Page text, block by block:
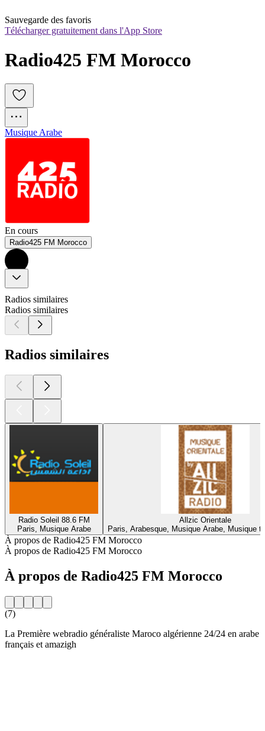
Sauvegarde des favoris
Télécharger gratuitement dans l'App Store
Radio425 FM Morocco
Musique Arabe
En cours
Radio425 FM Morocco
Radios similaires
Radios similaires
Radios similaires
Radio Soleil 88.6 FM
Paris, Musique Arabe
Allzic Orientale
Paris, Arabesque, Musique Arabe, Musique
À propos de Radio425 FM Morocco
À propos de Radio425 FM Morocco
À propos de Radio425 FM Morocco
(7)
La Première webradio généraliste Maroco algérienne 24/24 en arabe
français et amazigh